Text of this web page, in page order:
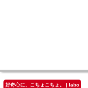
好奇心に、こちょこちょ。 | labo